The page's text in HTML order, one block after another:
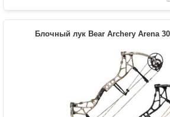
Длина растяжки
от 24.5 до 31.5
Охота
Тип тетивы и
Тип слайдера:
Блочный лук Bear Archery Arena 30